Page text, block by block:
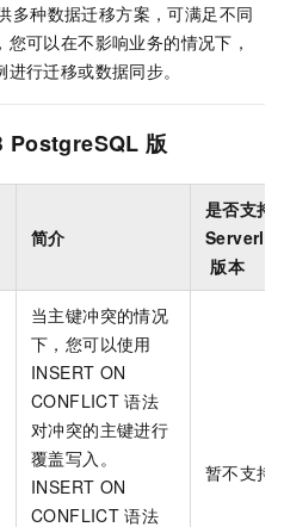
多种数据迁移方案，可满足不同
可以在不影响业务的情况下，
行迁移或数据同步。
PostgreSQL 版
简介
是否支持
版本
当主键冲突的情况
下，您可以使用
INSERT ON
CONFLICT 语法
对冲突的主键进行
覆盖写入。
INSERT ON
CONFLICT 语法
暂不支持